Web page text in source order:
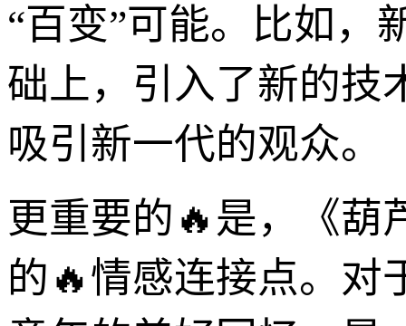
“百变”可能。比如，
础上，引入了新的技
吸引新一代的观众。
更重要的🔥是，《葫
的🔥情感连接点。对